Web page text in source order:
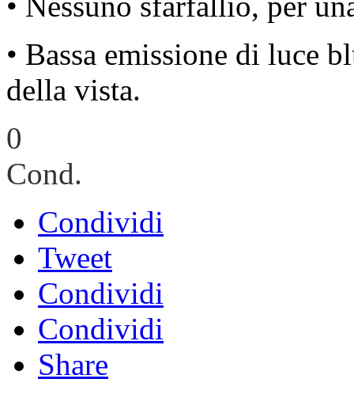
• Bassa emissione di luce
della vista.
0
Cond.
Condividi
Tweet
Condividi
Condividi
Share